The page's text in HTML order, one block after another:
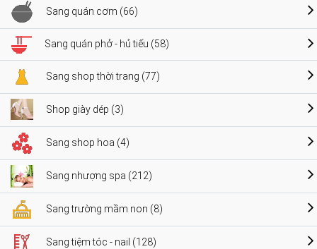
Sang quán cơm (66)
Sang quán phở - hủ tiếu (58)
Sang shop thời trang (77)
Shop giày dép (3)
Sang shop hoa (4)
Sang nhượng spa (212)
Sang trường mầm non (8)
Sang tiệm tóc - nail (128)